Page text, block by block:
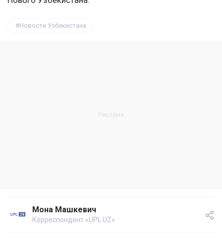
Новости Узбекистана
Мона Машкевич
Корреспондент «UPL.UZ»